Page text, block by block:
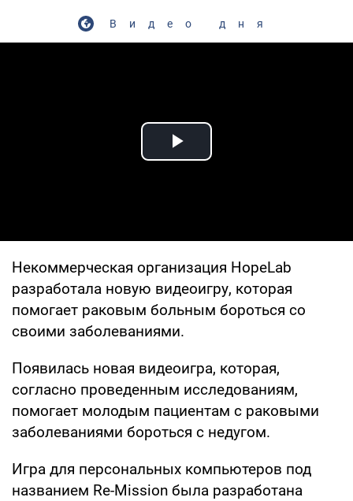
Видео дня
Play Video
Некоммерческая организация HopeLab
разработала новую видеоигру, которая
помогает раковым больным бороться со
своими заболеваниями.
Появилась новая видеоигра, которая,
согласно проведенным исследованиям,
помогает молодым пациентам с раковыми
заболеваниями бороться с недугом.
Игра для персональных компьютеров под
названием Re-Mission была разработана